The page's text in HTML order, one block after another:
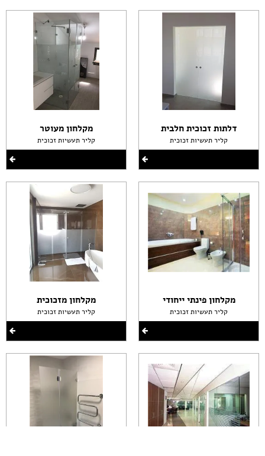
דלתות זכוכית חלבית
קליר תעשיות זכוכית
מקלחון פינתי ייחודי
קליר תעשיות זכוכית
מקלחון מעוטר
קליר תעשיות זכוכית
מקלחון מזכוכית
קליר תעשיות זכוכית